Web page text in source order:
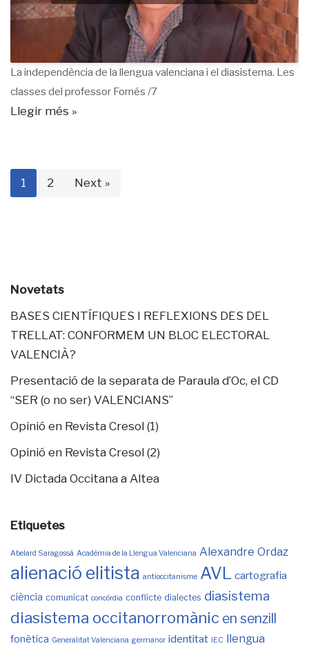
La independència de la llengua valenciana i el diasistema. Les
classes del professor Fornés /7
Llegir més »
1 2 Next »
Novetats
BASES CIENTÍFIQUES I REFLEXIONS DES DEL
TRELLAT: CONFORMEM UN BLOC ELECTORAL
VALENCIÀ?
Presentació de la separata de Paraula d’Oc, el CD
“SER (o no ser) VALENCIANS”
Opinió en Revista Cresol (1)
Opinió en Revista Cresol (2)
IV Dictada Occitana a Altea
Etiquetes
Abelard Saragossà Acadèmia de la Llengua Valenciana Alexandre Ordaz
alienació elitista antioccitanisme AVL cartografia
ciència comunicat concòrdia conflicte dialectes diasistema
diasistema occitanorromànic en senzill
fonètica Generalitat Valenciana germanor identitat IEC llengua